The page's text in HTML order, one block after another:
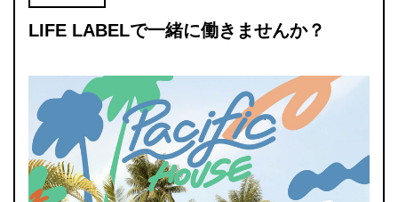
LIFE LABELで一緒に働きませんか？